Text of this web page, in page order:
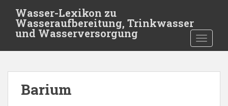
t
Wasser-Lexikon zu
Wasseraufbereitung, Trinkwasser
und Wasserversorgung
Barium